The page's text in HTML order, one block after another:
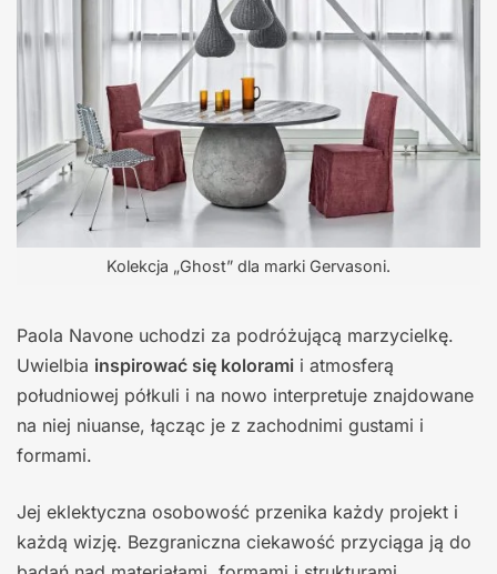
Kolekcja „Ghost” dla marki Gervasoni.
Paola Navone uchodzi za podróżującą marzycielkę.
Uwielbia inspirować się kolorami i atmosferą
południowej półkuli i na nowo interpretuje znajdowane
na niej niuanse, łącząc je z zachodnimi gustami i
formami.
Jej eklektyczna osobowość przenika każdy projekt i
każdą wizję. Bezgraniczna ciekawość przyciąga ją do